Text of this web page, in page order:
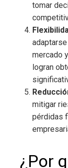
tomar
mercado
logran
mitigar
pérdidas
¿Por